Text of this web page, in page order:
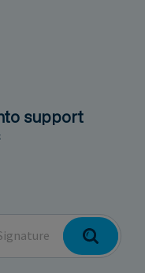
support